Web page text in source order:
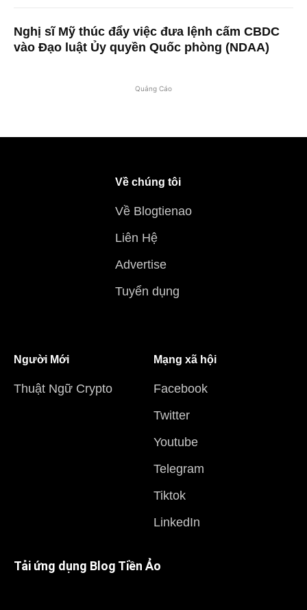
Nghị sĩ Mỹ thúc đẩy việc đưa lệnh cấm CBDC
vào Đạo luật Ủy quyền Quốc phòng (NDAA)
Quảng Cáo
Về chúng tôi
Về Blogtienao
Liên Hệ
Advertise
Tuyển dụng
Người Mới
Thuật Ngữ Crypto
Mạng xã hội
Facebook
Twitter
Youtube
Telegram
Tiktok
LinkedIn
Tải ứng dụng Blog Tiền Ảo